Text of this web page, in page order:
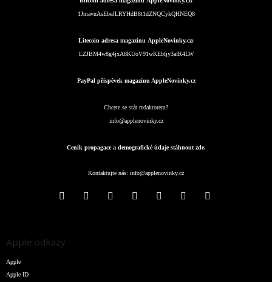
1JmavnAsEbeJLRYHdB8t1dZNQCykQHNEQ8
Litecoin adresa magazínu AppleNovinky.cz:
LZJBM4w8g4jxA8KUoV91wKEbfjy3afR4LW
PayPal příspěvek magazínu AppleNovinky.cz
Chcete se stát redaktorem?
info@applenovinky.cz
Ceník propagace a demografické údaje stáhnout zde.
Kontaktujte nás: info@applenovinky.cz
Apple odkazy
Apple
Apple ID